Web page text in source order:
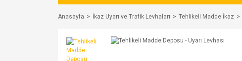
Anasayfa İkaz Uyarı ve Trafik Levhaları Tehlikeli Madde İkaz